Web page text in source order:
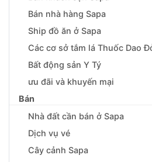
Bán nhà hàng Sapa
Ship đồ ăn ở Sapa
Các cơ sở tắm lá Thuốc Dao
Bất động sản Y Tý
ưu đãi và khuyến mại
Bán
Nhà đất cần bán ở Sapa
Dịch vụ vé
Cây cảnh Sapa